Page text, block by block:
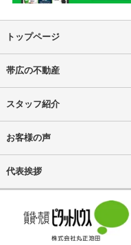
トップページ
帯広の不動産
スタッフ紹介
お客様の声
代表挨拶